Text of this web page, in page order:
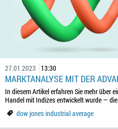
27.01.2023 13:30
MARKTANALYSE MIT DER
In diesem Artikel erfahren Sie mehr über
Handel mit Indizes entwickelt wurde —
dow jones industrial average